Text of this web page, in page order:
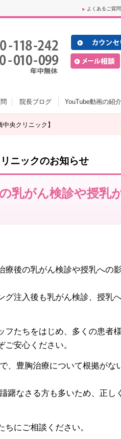
よくあるご質問
院長ブログ YouTube動画の紹介
央クリニック】
ニックのお知らせ
乳がん検診や授乳
療後の乳がん検診や授乳への
グ注入後も乳がん検診、授乳
たちをはじめ、多くの患者
ご安心ください。
、豊胸治療について根拠がな
躇なさる方も多いため、正し
にご相談ください。